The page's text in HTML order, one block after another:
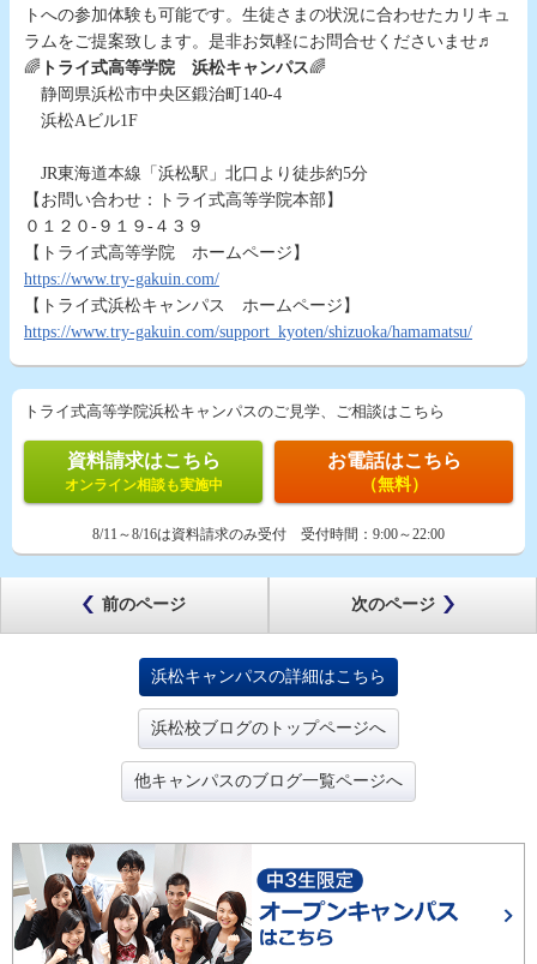
トへの参加体験も可能です。生徒さまの状況に合わせたカリキュ
ラムをご提案致します。是非お気軽にお問合せくださいませ♬
🌈 トライ式高等学院 浜松キャンパス🌈
静岡県浜松市中央区鍛治町140-4
浜松Aビル1F
JR東海道本線「浜松駅」北口より徒歩約5分
【お問い合わせ：トライ式高等学院本部】
０１２０-９１９-４３９
【トライ式高等学院 ホームページ】
https://www.try-gakuin.com/
【トライ式浜松キャンパス ホームページ】
https://www.try-gakuin.com/support_kyoten/shizuoka/hamamatsu/
トライ式高等学院浜松キャンパスのご見学、ご相談はこちら
資料請求はこちら
オンライン相談も実施中
お電話はこちら
（無料）
8/11～8/16は資料請求のみ受付 受付時間： 9:00～22:00
前のページ 次のページ
浜松キャンパスの詳細はこちら
浜松校ブログのトップページへ
他キャンパスのブログ一覧ページへ